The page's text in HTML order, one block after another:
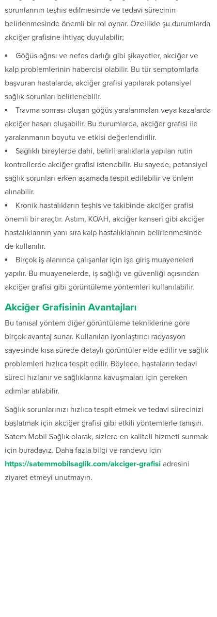
sorunlarının teşhis edilmesinde ve tedavi sürecinin
belirlenmesinde önemli bir rol oynar. Özellikle şu durumlarda
akciğer grafisine ihtiyaç duyulabilir;
Göğüs ağrısı ve nefes darlığı gibi şikayetler, akciğer ve
kalp problemlerinin habercisi olabilir. Bu tür semptomlarla
başvuran hastalarda, akciğer grafisi yapılarak potansiyel
sağlık sorunları belirlenebilir.
Travma sonrası oluşan göğüs yaralanmaları veya kazalarda
akciğer hasarı oluşabilir. Bu durumlarda, akciğer grafisi ile
yaralanmanın boyutu ve etkisi değerlendirilir.
Sağlıklı bireylerde dahi, belirli aralıklarla yapılan rutin
kontrollerde akciğer grafisi istenebilir. Bu sayede, potansiyel
sağlık sorunları erken aşamada tespit edilebilir ve önlem
alınabilir.
Kronik hastalıkların teşhis ve takibinde akciğer grafisi
önemli bir araçtır. Astım, KOAH, akciğer kanseri gibi akciğer
hastalıklarının yanı sıra kalp hastalıklarının belirlenmesinde
de kullanılır.
Birçok iş alanında çalışanlar için işe giriş muayeneleri
yapılır. Bu muayenelerde, iş sağlığı ve güvenliği açısından
akciğer grafisi gibi görüntüleme yöntemleri kullanılabilir.
Akciğer Grafisinin Avantajları
Bu tanısal yöntem diğer görüntüleme tekniklerine göre
birçok avantaj sunar. Kullanılan iyonlaştırıcı radyasyon
sayesinde kısa sürede detaylı görüntüler elde edilir ve sağlık
problemleri hızlıca tespit edilir. Böylece, hastaların tedavi
süreci hızlanır ve sağlıklarına kavuşmaları için gereken
adımlar atılabilir.
Sağlık sorunlarınızı hızlıca tespit etmek ve tedavi sürecinizi
başlatmak için akciğer grafisi gibi etkili yöntemlerle tanışın.
Satem Mobil Sağlık olarak, sizlere en kaliteli hizmeti sunmak
için buradayız. Daha fazla bilgi ve randevu için
https://satemmobilsaglik.com/akciger-grafisi adresini
ziyaret etmeyi unutmayın.